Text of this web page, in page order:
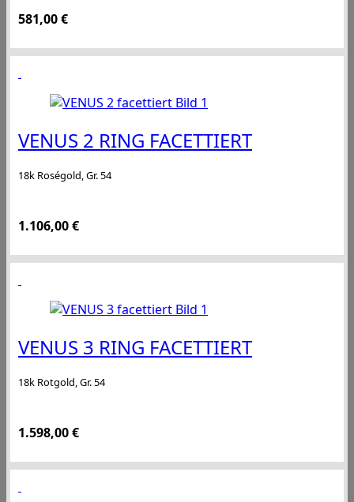
581,00€
VENUS 2 RING FACETTIERT
18k Roségold, Gr. 54
1.106,00€
VENUS 3 RING FACETTIERT
18k Rotgold, Gr. 54
1.598,00€